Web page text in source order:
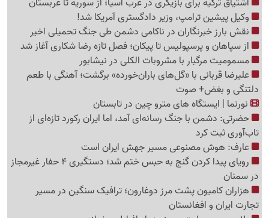
وکیل پیشین ترامپ، وزیر دادگستری آمریکا شد!
نقش بارز خبرنگاران در ناکامی دشمن طی جنگ تحمیلی اخیر
از سپاهان و پرسپولیس تا پیکان؛ فصل تازه رضا شکاری آغاز شد
مسمومیت مرگبار با مشروبات الکلی در نیشابور
علیرضا قربانی با «گل‌های باران‌خورده» برگشت؛ آهنگی با طعم
دلتنگی و بغض+ صوت
نورنما | ایستگاه های مترو چین در تابستان
حضرتی: دشمن با جنگ رسانه‌ای آمد، اما ایران رکورد تازه‌ای از
تاب‌آوری ثبت کرد
عارف: هوش مصنوعی مسیر جهش ایران است
رویای پیدا کردن گنج به حبس ختم شد؛ دستگیری 4 حفار غیرمجاز
در سمنان
هزاران کامیون پشت مرز دوغارون؛ ترافیک سنگین در مسیر
تجارت ایران و افغانستان